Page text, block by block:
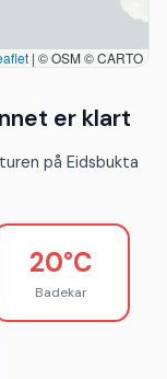
| © OSM © CARTO
er klart
på Eidsbukta
20°C
Badekar